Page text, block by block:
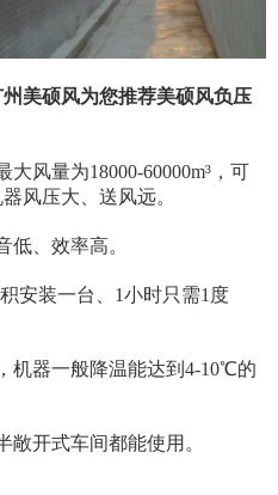
美硕风为您推荐美硕风负压
风量为18000-60000m³，可
风压大、送风远。
低、效率高。
安装一台、1小时只需1度
机器一般降温能达到4-10℃的
敞开式车间都能使用。